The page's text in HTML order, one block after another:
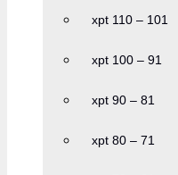
xpt 110 – 101
xpt 100 – 91
xpt 90 – 81
xpt 80 – 71